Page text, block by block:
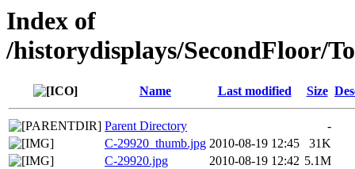
Index of
/historydisplays/SecondFloor/
Name Last modified Size
Parent Directory
-
C-29920_thumb.jpg 2010-08-19 12:45
31K
C-29920.jpg
2010-08-19 12:42 5.1M